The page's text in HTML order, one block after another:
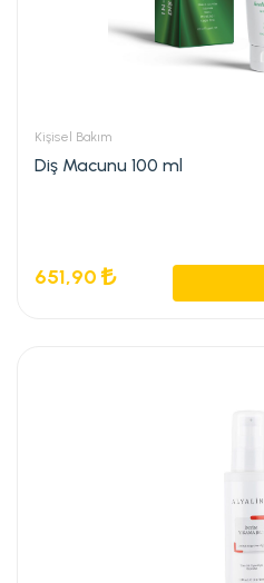
Kişisel Bakım
Diş Macunu 100 ml
651,90